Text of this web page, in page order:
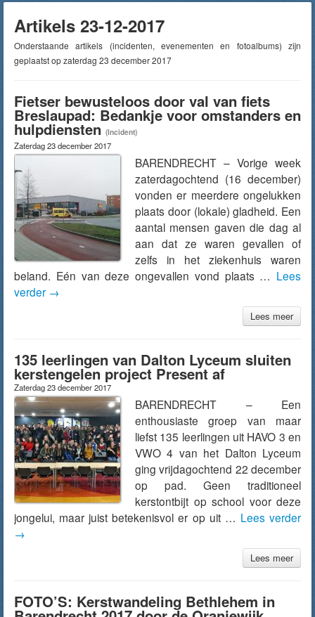
Artikels 23-12-2017
Onderstaande artikels (incidenten, evenementen en fotoalbums) zijn
geplaatst op zaterdag 23 december 2017
Fietser bewusteloos door val van fiets
Breslaupad: Bedankje voor omstanders en
hulpdiensten (Incident)
Zaterdag 23 december 2017
BARENDRECHT – Vorige week
zaterdagochtend (16 december)
vonden er meerdere ongelukken
plaats door (lokale) gladheid. Een
aantal mensen gaven die dag al
aan dat ze waren gevallen of
zelfs in het ziekenhuis waren
beland. Eén van deze ongevallen vond plaats … Lees
verder →
Lees meer
135 leerlingen van Dalton Lyceum sluiten
kerstengelen project Present af
Zaterdag 23 december 2017
BARENDRECHT – Een
enthousiaste groep van maar
liefst 135 leerlingen uit HAVO 3 en
VWO 4 van het Dalton Lyceum
ging vrijdagochtend 22 december
op pad. Geen traditioneel
kerstontbijt op school voor deze
jongelui, maar juist betekenisvol er op uit … Lees verder
→
Lees meer
FOTO’S: Kerstwandeling Bethlehem in